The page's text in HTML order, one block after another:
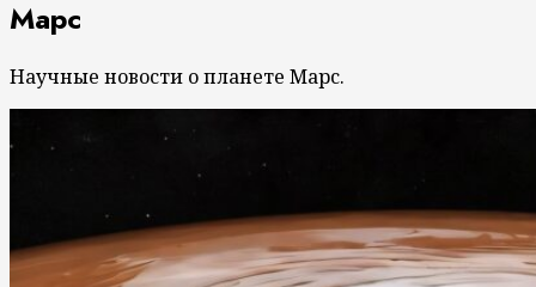
Марс
Научные новости о планете Марс.